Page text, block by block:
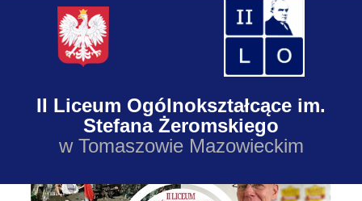
II Liceum Ogólnokształcące im.
Stefana Żeromskiego
w Tomaszowie Mazowieckim